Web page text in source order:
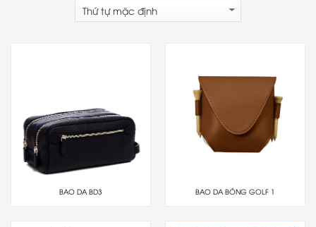
BAO DA BD3 BAO DA BÓNG GOLF 1